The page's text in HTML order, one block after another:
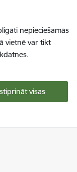
nepieciešamās
vietnē var tikt
visas